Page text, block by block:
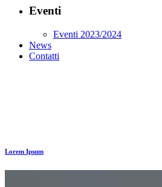
Eventi
Eventi 2023/2024
News
Contatti
Berlin Design
Lorem Ipsum